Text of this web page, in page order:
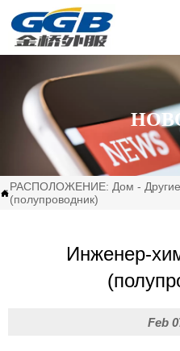
РАСПОЛОЖЕНИЕ: Дом - Другие
(полупроводник)
Инженер-
Feb